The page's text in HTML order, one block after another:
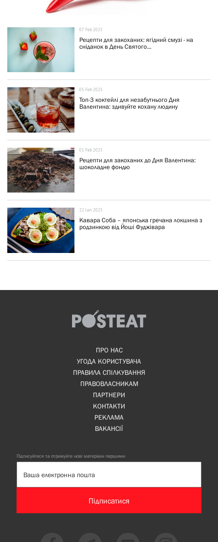
07 Feb 2025
Рецепти для закоханих: ягідний смузі - на
сніданок в День Святого...
05 Feb 2025
Топ-3 коктейлі для незабутнього Дня
Валентина: здивуйте кохану людину
01 Feb 2025
Рецепти для закоханих до Дня Валентина:
шоколадне фондю
22 Jan 2025
Кавара Соба – японська гречана локшина з
родзинкою від Йоші Фуджівара
ПРО НАС
УГОДА КОРИСТУВАЧА
ПРАВИЛА СПІЛКУВАННЯ
ПРАВОВЛАСНИКАМ
ПАРТНЕРИ
КОНТАКТИ
РЕКЛАМА
ВАКАНСІЇ
Підписуйтеся та отримуйте нові матеріали першими
Підписатися